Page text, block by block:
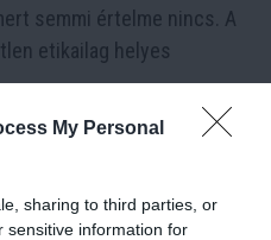
My Personal
sharing to third parties, or
sensitive information for
semmi értelme nincs. A
etikailag helyes